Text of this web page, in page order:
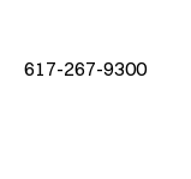
617-267-9300